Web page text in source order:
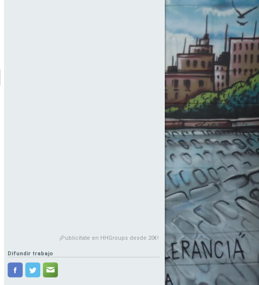
¡Publicítate en HHGroups desde 20€!
Difundir trabajo